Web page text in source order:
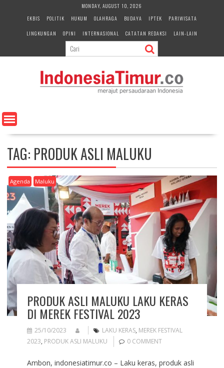
e
n
MONDAY, AUGUST 10, 2026
EKBIS
POLITIK HUKUM OLAHRAGA BUDAYA IPTEK
PARIWISATA
LINGKUNGAN
OPINI INTERNASIONAL CATATAN REDAKSI LAIN-LAIN
TAG: PRODUK ASLI MALUKU
Agenda Maluku
PRODUK ASLI MALUKU LAKU KERAS
DI MEREK FESTIVAL 2023
25/10/2023 LAKU KERAS, MEREK FESTIVAL
2023, PRODUK ASLI MALUKU 0 COMMENT
Ambon, indonesiatimur.co – Laku keras, produk asli